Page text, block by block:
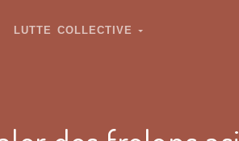
LUTTE COLLECTIVE